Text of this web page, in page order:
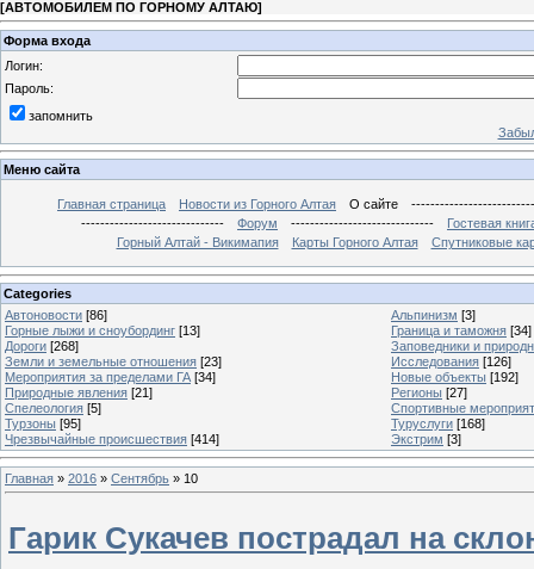
[АВТОМОБИЛЕМ ПО ГОРНОМУ АЛТАЮ]
Форма входа
Логин:
Пароль:
запомнить
Меню сайта
Главная страница Новости из Горного Алтая О сайте
------------------------------
Форум ------------------------------
Гостевая
Горный Алтай - Викимапия
Карты Горного Алтая Спутниковые
Categories
Автоновости [86] Альпинизм [3]
Горные лыжи и сноубординг [13] Граница и таможня [34]
Дороги [268]
Заповедники и
Земли и земельные отношения [23] Исследования [126]
Мероприятия за пределами ГА [34] Новые объекты [192]
Природные явления [21] Регионы [27]
Спелеология [5]
Спортивные
Турзоны [95] Туруслуги [168]
Чрезвычайные происшествия [414] Экстрим [3]
Главная » 2016 » Сентябрь » 10
Гарик Сукачев пострадал на